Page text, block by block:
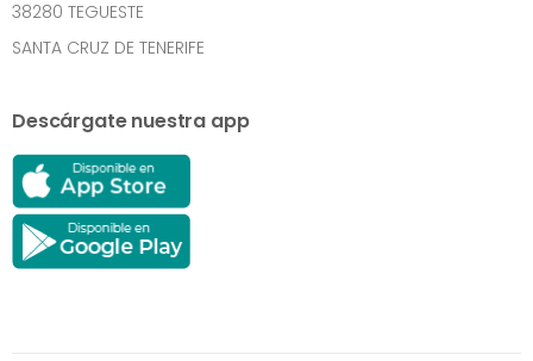
38280 TEGUESTE
SANTA CRUZ DE TENERIFE
Descárgate nuestra app